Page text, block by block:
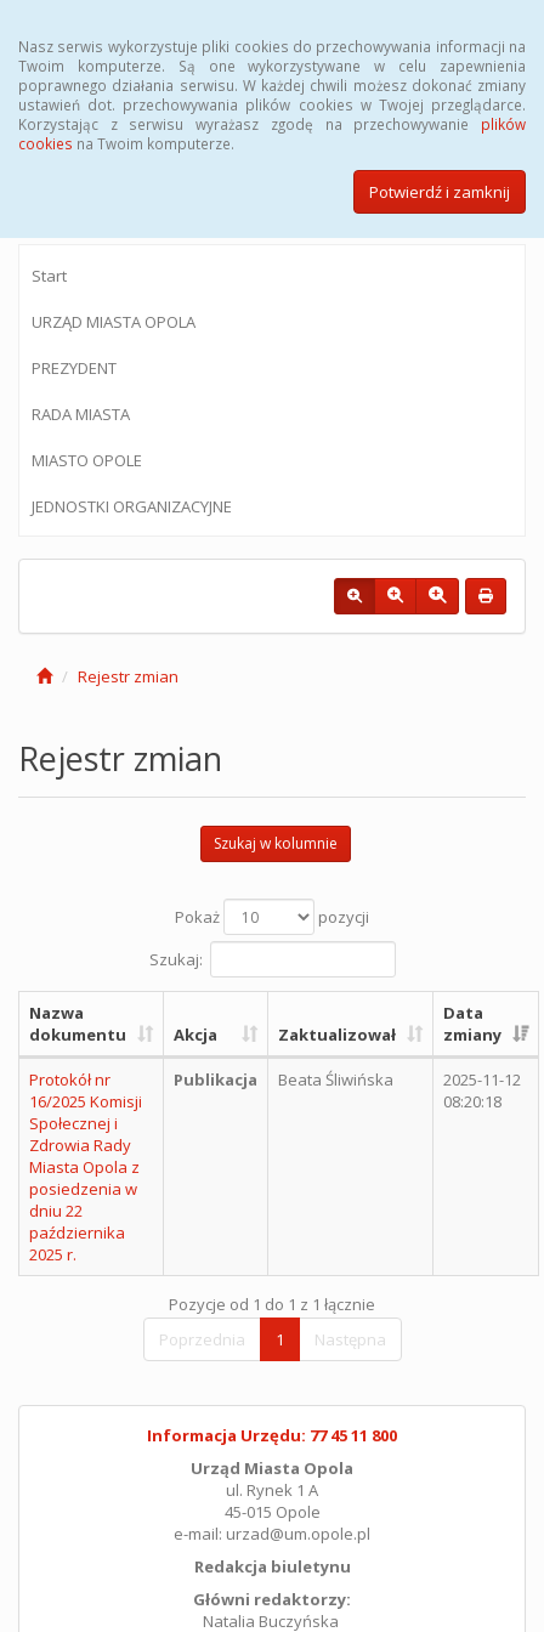
Nasz serwis wykorzystuje pliki cookies do przechowywania informacji na
Twoim komputerze. Są one wykorzystywane w celu zapewnienia
poprawnego działania serwisu. W każdej chwili możesz dokonać zmiany
ustawień dot. przechowywania plików cookies w Twojej przeglądarce.
Korzystając z serwisu wyrażasz zgodę na przechowywanie plików
cookies na Twoim komputerze.
Potwierdź i zamknij
BIULETYN INFORMACJI PUBLICZNEJ
Urzędu Miasta Opola
Start
URZĄD MIASTA OPOLA
PREZYDENT
RADA MIASTA
MIASTO OPOLE
JEDNOSTKI ORGANIZACYJNE
Rejestr zmian
Rejestr zmian
Szukaj w kolumnie
Pokaż
pozycji
Szukaj:
Nazwa
dokumentu
Akcja Zaktualizował
Data
zmiany
Protokół nr
16/2025 Komisji
Społecznej i
Zdrowia Rady
Miasta Opola z
posiedzenia w
dniu 22
października
2025 r.
Publikacja Beata Śliwińska
2025-11-12
08:20:18
Pozycje od 1 do 1 z 1 łącznie
Poprzednia
1 Następna
Informacja Urzędu: 77 45 11 800
Urząd Miasta Opola
ul. Rynek 1 A
45-015 Opole
e-mail: urzad@um.opole.pl
Redakcja biuletynu
Główni redaktorzy:
Natalia Buczyńska